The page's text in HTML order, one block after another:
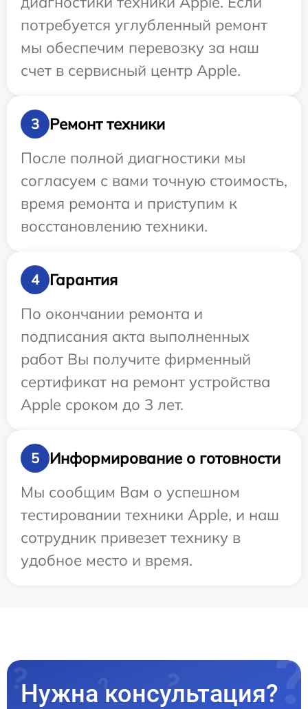
потребуется углубленный ремонт
мы обеспечим перевозку за наш
счет в сервисный центр Apple.
3
Ремонт техники
После полной диагностики мы
согласуем с вами точную стоимость,
время ремонта и приступим к
восстановлению техники.
4
Гарантия
По окончании ремонта и
подписания акта выполненных
работ Вы получите фирменный
сертификат на ремонт устройства
Apple сроком до 3 лет.
5
Информирование о готовности
Мы сообщим Вам о успешном
тестировании техники Apple, и наш
сотрудник привезет технику в
удобное место и время.
Нужна консультация?